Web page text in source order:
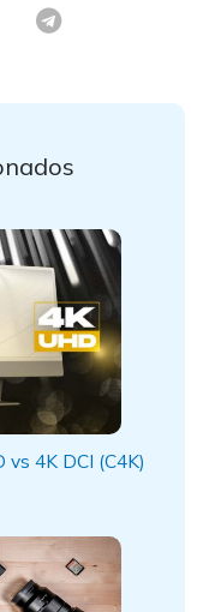
vs 4K DCI (C4K)